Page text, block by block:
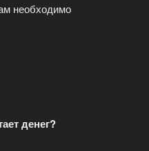
необходимо
денег?